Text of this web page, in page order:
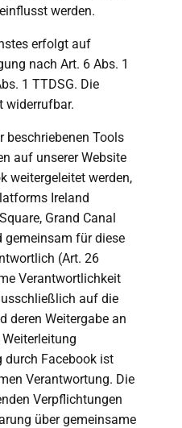
werden.
erfolgt auf
nach Art. 6 Abs. 1
1 TTDSG. Die
widerrufbar.
beschriebenen Tools
auf unserer Website
weitergeleitet werden,
Ireland
Grand Canal
gemeinsam für diese
(Art. 26
Verantwortlichkeit
auf die
deren Weitergabe an
durch Facebook ist
Verantwortung. Die
Verpflichtungen
über gemeinsame